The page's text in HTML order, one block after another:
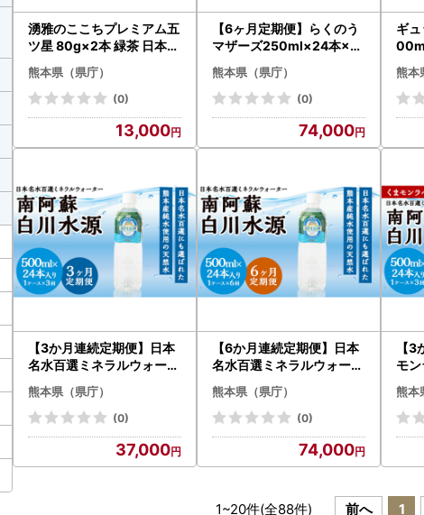
湧雅のここちプレミアム五
ツ星 80g×2本 緑茶 日本茶
お茶
熊本県（県庁）
(0)
13,000
【6ヶ月定期便】らくのう
マザーズ250ml×24本×6
回 6種類 よりどり定期便
常温保存可能
熊本県（県庁）
(0)
74,000
ギ
l り
熊本
【3か月連続定期便】日本
名水百選ミネラルウォータ
ー「南阿蘇・白川水源」5
00ml×24本入1ケース×3
ヵ月
熊本県（県庁）
(0)
37,000
【6か月連続定期便】日本
名水百選ミネラルウォータ
ー「南阿蘇・白川水源」5
00ml×24本入1ケース×6
ヵ月
熊本県（県庁）
(0)
74,000
【
モ
ネ
・
本入
熊本
1~20件(全88件) 前へ 1